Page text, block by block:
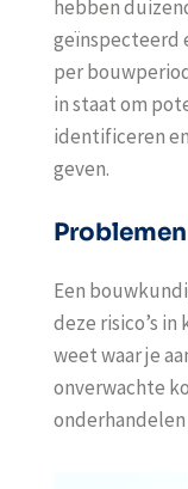
hebben
geïnspecteerd
per
in staat om
identificeren
geven.
Een
deze risico’s
weet waar je
onverwachte